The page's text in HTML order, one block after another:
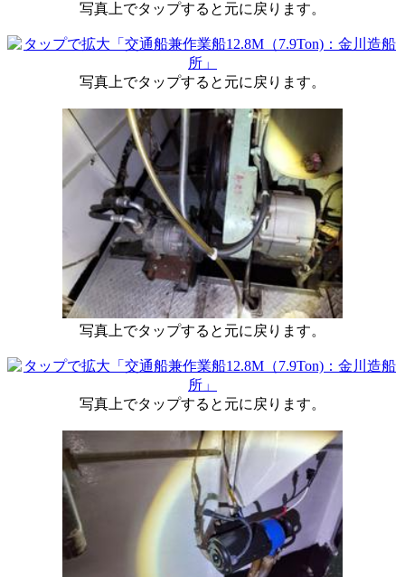
写真上でタップすると元に戻ります。
写真上でタップすると元に戻ります。
写真上でタップすると元に戻ります。
写真上でタップすると元に戻ります。